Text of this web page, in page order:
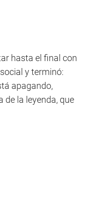
hasta el final con
y terminó:
apagando,
de la leyenda, que